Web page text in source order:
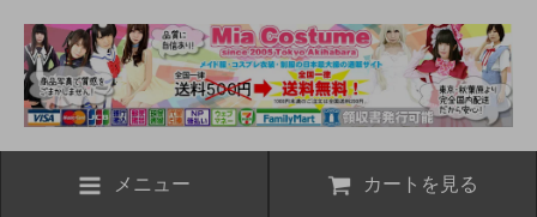
メニュー カートを見る